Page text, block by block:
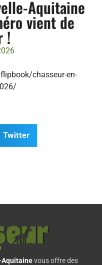
Aquitaine
vient de
!
chasseur-en-
Twitter
Aquitainevous offre des